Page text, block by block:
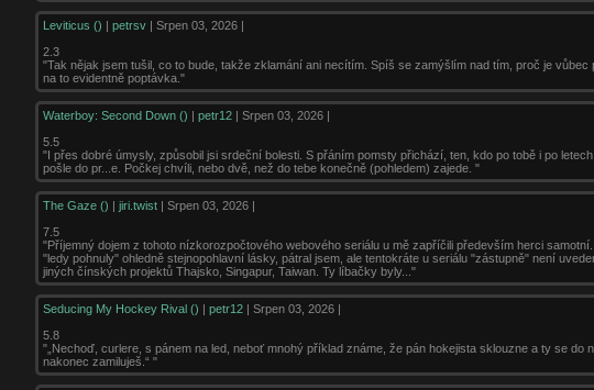
Leviticus () |petrsv | Srpen 03, 2026 |
2.3
"Tak nějak jsem tušil, co to bude, takže zklamání ani necítím. Spíš se zamýšlím nad tím, proč je
na to evidentně poptávka."
Waterboy: Second Down () |petr12 | Srpen 03, 2026 |
5.5
"I přes dobré úmysly, způsobil jsi srdeční bolesti. S přáním pomsty přichází, ten, kdo po tobě i po
pošle do pr...e. Počkej chvíli, nebo dvě, než do tebe konečně (pohledem) zajede. "
The Gaze () |jiri.twist | Srpen 03, 2026 |
7.5
"Příjemný dojem z tohoto nízkorozpočtového webového seriálu u mě zapříčili především herci
"ledy pohnuly" ohledně stejnopohlavní lásky, pátral jsem, ale tentokráte u seriálu "zástupně" není
jiných čínských projektů Thajsko, Singapur, Taiwan. Ty líbačky byly..."
Seducing My Hockey Rival () |petr12 | Srpen 03, 2026 |
5.8
"„Nechoď, curlere, s pánem na led, neboť mnohý příklad známe, že pán hokejista sklouzne a ty se do
nakonec zamiluješ.“ "